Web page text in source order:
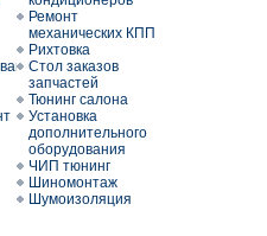
Ремонт
механических КПП
Рихтовка
Стол заказов
запчастей
Тюнинг салона
Установка
дополнительного
оборудования
ЧИП тюнинг
Шиномонтаж
Шумоизоляция